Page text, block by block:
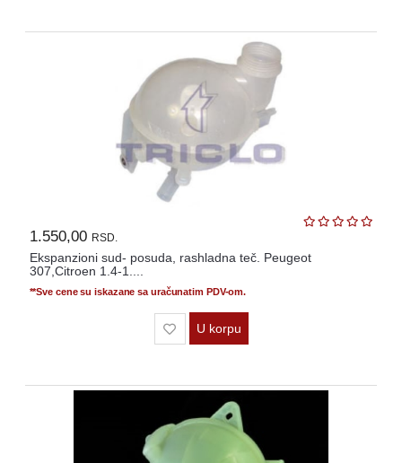
1.550,00 RSD.
Ekspanzioni sud- posuda, rashladna teč. Peugeot
307,Citroen 1.4-1....
**Sve cene su iskazane sa uračunatim PDV-om.
U korpu